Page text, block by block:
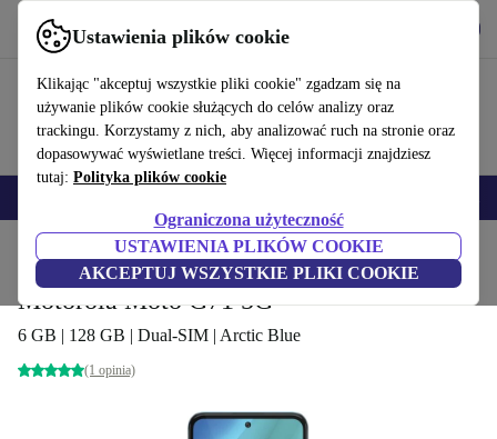
Ustawienia plików cookie
Klikając "akceptuj wszystkie pliki cookie" zgadzam się na
używanie plików cookie służących do celów analizy oraz
trackingu. Korzystamy z nich, aby analizować ruch na stronie oraz
dopasowywać wyświetlane treści. Więcej informacji znajdziesz
tutaj: Polityka plików cookie
Ograniczona użyteczność
USTAWIENIA PLIKÓW COOKIE
AKCEPTUJ WSZYSTKIE PLIKI COOKIE
Korzystaj z refurbed szybko i łatwo
Produkty Telefony i smartfony Telefony Motorola
Motorola Moto G71 5G
6 GB | 128 GB | Dual-SIM | Arctic Blue
(1 opinia)